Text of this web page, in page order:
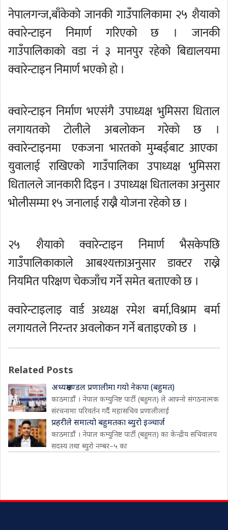
नेपालगन्ज,बाँकेको जानकी गाउँपालिकामा २५ शैयाको
क्वारेन्टाइन निमार्ण गरिएको छ । जानकी
गाउँपालिकाको वडा नं ३ मानपुर रहेको बिद्यालयमा
क्वारेन्टाइन निमार्ण भएको हो ।
क्वारेन्टाइन निर्माण भएसंगै उपाध्यक्ष भुमिसरा धिताल
लगायतकाे टाेलीले अबलाेकन गरेकाे छ ।
क्वारेन्टाइनमा एकजना भारतको मुम्बईबाट आएका
युवालाई राखिएको गाउँपालिका उपाध्यक्ष भुमिसरा
धितालले जानकारी दिइन । उपाध्यक्ष धितालका अनुसार
भोलीसम्मा १५ जनालाई राख्नै योजना रहेको छ ।
२५ शैयाको क्वारेन्टाइन निमार्ण भैसकेपछि
गाउँपालिकाकाले आबश्यक्ताअनुसार डाक्टर राख्ने
नियमित परिक्षण चेकजाँच गर्ने समेत बताएको छ ।
क्वारेन्टाइलाइ वार्ड अध्यक्ष रमेश बर्मा,विश्राम बर्मा
लगायतले निरन्तर अवलोकन गर्ने बताइएकाे छ ।
Related Posts
अध्यक्षमण्डल प्रणालीमा गयो नेकपा (बहुमत)
काठमाडौं । नेपाल कम्युनिष्ट पार्टी (बहुमत) ले आफ्नो संगठनात्मक
संरचनामा परिवर्तन गर्दै महासचिव प्रणालीलाई
प्रहरीले समात्यो बहुमतका ब्युरो इञ्चार्ज
काठमाडौं । नेपाल कम्युनिष्ट पार्टी (बहुमत) का केन्द्रीय सचिवालय
सदस्य तथा ब्युरो नम्बर–५ का